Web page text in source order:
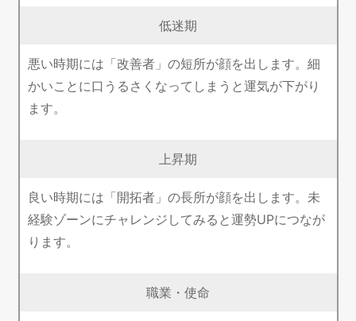
低迷期
悪い時期には「改善者」の短所が顔を出します。細
かいことに口うるさくなってしまうと運気が下がり
ます。
上昇期
良い時期には「開拓者」の長所が顔を出します。未
経験ゾーンにチャレンジしてみると運勢UPにつなが
ります。
職業・使命